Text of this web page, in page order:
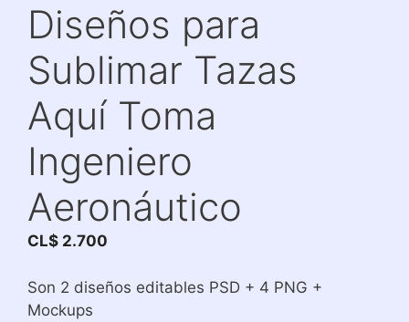
Diseños para
Sublimar Tazas
Aquí Toma
Ingeniero
Aeronáutico
CL$ 2.700
Son 2 diseños editables PSD + 4 PNG +
Mockups